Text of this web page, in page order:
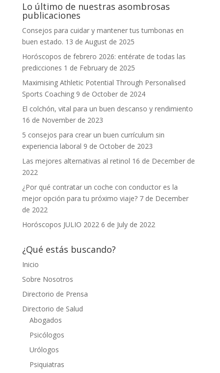
Lo último de nuestras asombrosas
publicaciones
Consejos para cuidar y mantener tus tumbonas en
buen estado. 13 de August de 2025
Horóscopos de febrero 2026: entérate de todas las
predicciones 1 de February de 2025
Maximising Athletic Potential Through Personalised
Sports Coaching 9 de October de 2024
El colchón, vital para un buen descanso y rendimiento
16 de November de 2023
5 consejos para crear un buen currículum sin
experiencia laboral 9 de October de 2023
Las mejores alternativas al retinol 16 de December de
2022
¿Por qué contratar un coche con conductor es la
mejor opción para tu próximo viaje? 7 de December
de 2022
Horóscopos JULIO 2022 6 de July de 2022
¿Qué estás buscando?
Inicio
Sobre Nosotros
Directorio de Prensa
Directorio de Salud
Abogados
Psicólogos
Urólogos
Psiquiatras